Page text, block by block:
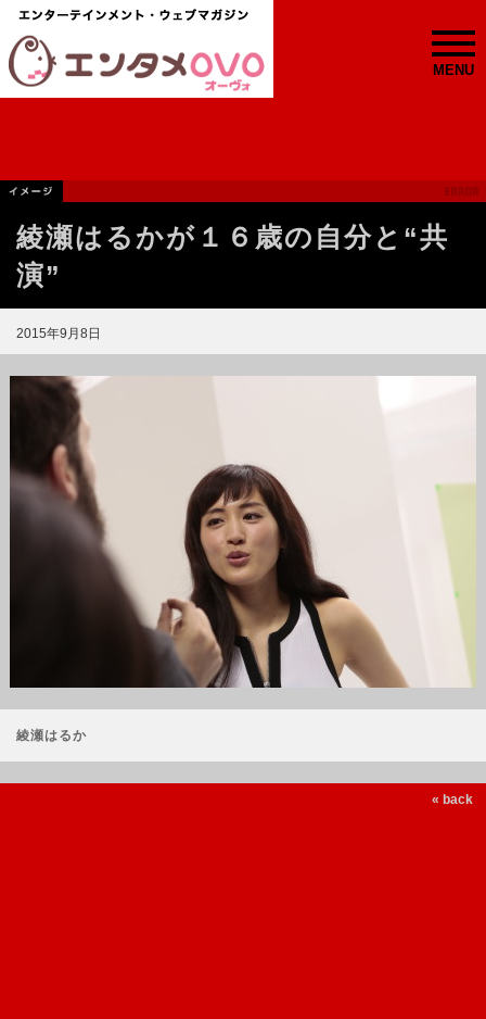
MENU
綾瀬はるかが１６歳の自分と“共
演”
2015年9月8日
綾瀬はるか
« back